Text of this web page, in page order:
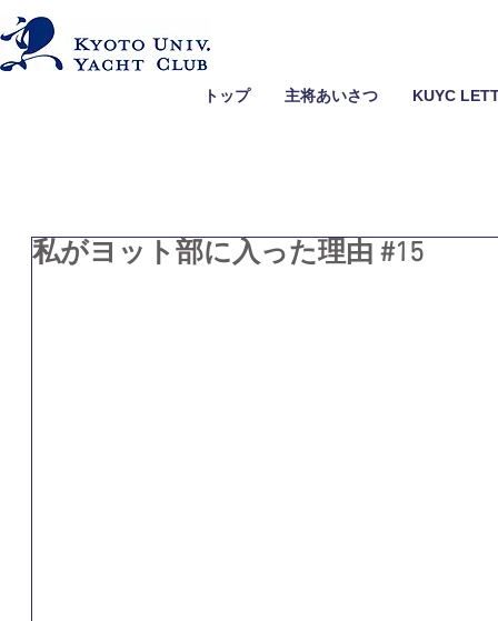
トップ 主将あいさつ KUYC
私がヨット部に入った理由 #15